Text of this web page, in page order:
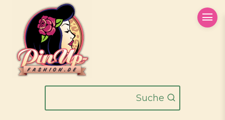
springen
Suche